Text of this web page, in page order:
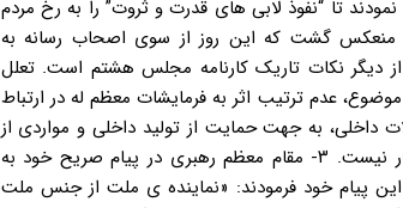
نمایندگان، نامه حمایت از مردم مظلوم غزه را تنها با ۱۴۰ امضا تایید نمودند تا “نفوذ لابی های قدرت و ثروت” را به رخ مردم
ها منعکس گشت که این روز از سوی اصحاب رسانه به
مجلس هشتم نیز از دیگر نکات تاریک کارنامه مجلس هشتم است. تعلل
عدم ترتیب اثر به فرمایشات معظم له در ارتباط
داخلی، به جهت حمایت از تولید داخلی و مواردی از
این دست از جمله مواردیست که با شعار ولایت مداری اکثریت نمایندگان این مجلس سازگار نیست. ۳- مقام معظم رهبری در پیام صریح خود به
این پیام خود فرمودند: «نماینده ی ملت از جنس ملت